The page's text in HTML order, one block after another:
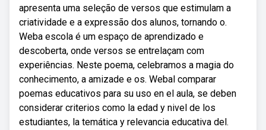
apresenta uma seleção de versos que estimulam a
criatividade e a expressão dos alunos, tornando o.
Weba escola é um espaço de aprendizado e
descoberta, onde versos se entrelaçam com
experiências. Neste poema, celebramos a magia do
conhecimento, a amizade e os. Webal comparar
poemas educativos para su uso en el aula, se deben
considerar criterios como la edad y nivel de los
estudiantes, la temática y relevancia educativa del.